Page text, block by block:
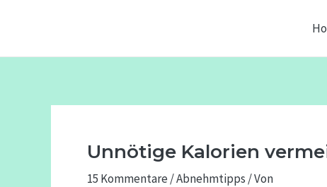
Unnötige Kalorien
15 Kommentare /Abnehmtipps / Von